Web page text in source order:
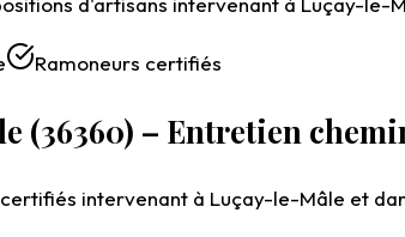
Ramoneurs certifiés
(36360) – Entretien
intervenant à Luçay-le-Mâle et